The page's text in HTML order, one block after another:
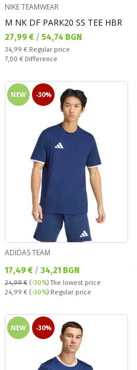
NIKE TEAMWEAR
M NK DF PARK20 SS TEE HBR
Текуща цена:
27,99 € / 54,74 BGN
Regular price:
34,99 € Regular price
Спестявате:
7,00 € Difference
NEW -30%
ADIDAS TEAM
Текуща цена:
17,49 € / 34,21 BGN
24,99 € (-30%)The lowest price
Regular price:
24,99 € (-30%) Regular price
NEW -30%